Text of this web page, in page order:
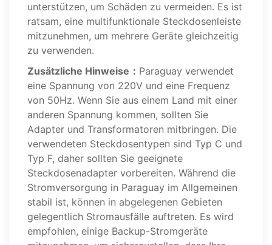
unterstützen, um Schäden zu vermeiden. Es ist
ratsam, eine multifunktionale Steckdosenleiste
mitzunehmen, um mehrere Geräte gleichzeitig
zu verwenden.
Zusätzliche Hinweise： Paraguay verwendet
eine Spannung von 220V und eine Frequenz
von 50Hz. Wenn Sie aus einem Land mit einer
anderen Spannung kommen, sollten Sie
Adapter und Transformatoren mitbringen. Die
verwendeten Steckdosentypen sind Typ C und
Typ F, daher sollten Sie geeignete
Steckdosenadapter vorbereiten. Während die
Stromversorgung in Paraguay im Allgemeinen
stabil ist, können in abgelegenen Gebieten
gelegentlich Stromausfälle auftreten. Es wird
empfohlen, einige Backup-Stromgeräte